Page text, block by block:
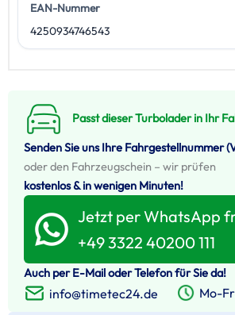
EAN-Nummer
4250934746543
Passt dieser Turbolader in Ihr
Senden Sie uns Ihre Fahrgestellnummer
oder den Fahrzeugschein – wir prüfen
kostenlos & in wenigen Minuten!
Jetzt per WhatsApp
+49 3322 40200 111
Auch per E-Mail oder Telefon für Sie da!
info@timetec24.de Mo-